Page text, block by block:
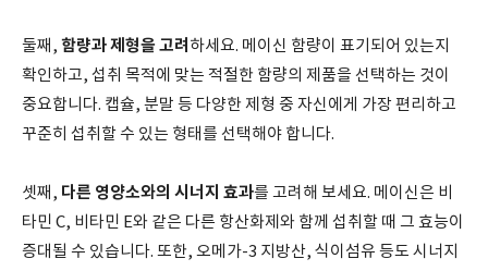
둘째, 함량과 제형을 고려 하세요. 메이신 함량이 표기되어 있는지
확인하고, 섭취 목적에 맞는 적절한 함량의 제품을 선택하는 것이
중요합니다. 캡슐, 분말 등 다양한 제형 중 자신에게 가장 편리하고
꾸준히 섭취할 수 있는 형태를 선택해야 합니다.
셋째, 다른 영양소와의 시너지 효과를 고려해 보세요. 메이신은 비
타민 C, 비타민 E와 같은 다른 항산화제와 함께 섭취할 때 그 효능이
증대될 수 있습니다. 또한, 오메가-3 지방산, 식이섬유 등도 시너지